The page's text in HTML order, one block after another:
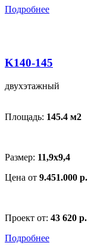
Подробнее
K140-145
двухэтажный
Площадь: 145.4 м2
Размер: 11,9x9,4
Цена от 9.451.000 р.
Проект от: 43 620 р.
Подробнее